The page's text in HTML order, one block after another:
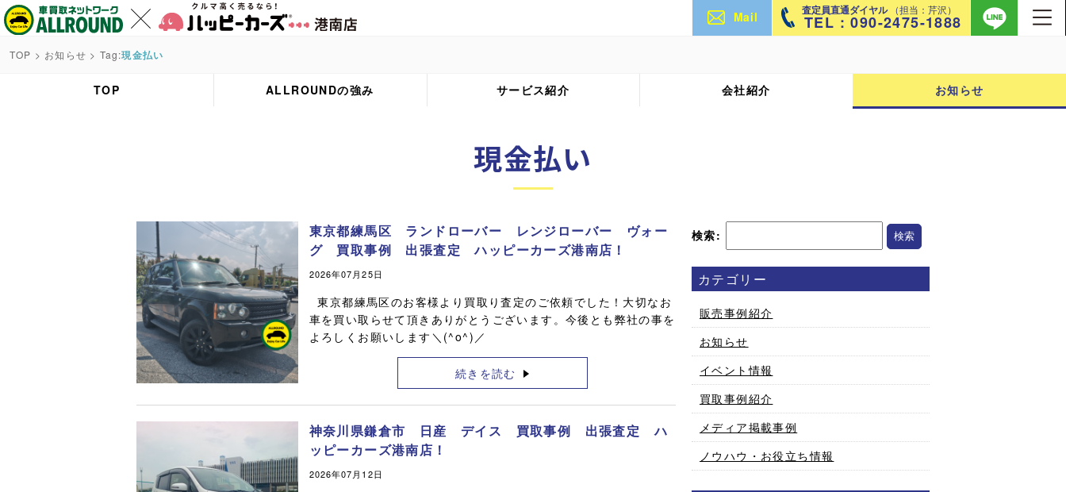
Mail 査定員直通ダイヤル（担当：芹沢）
TEL : 090-2475-1888
TOP > お知らせ > Tag:現金払い
TOP ALLROUNDの強み サービス紹介 会社紹介 お知らせ
現金払い
東京都練馬区 ランドローバー レンジローバー ヴォー
グ 買取事例 出張査定 ハッピーカーズ港南店！
2026年07月25日
東京都練馬区のお客様より買取り査定のご依頼でした！大切なお
車を買い取らせて頂きありがとうございます。今後とも弊社の事を
よろしくお願いします＼(^o^)／
続きを読む
神奈川県鎌倉市 日産 デイス 買取事例 出張査定 ハ
ッピーカーズ港南店！
2026年07月12日
検索:
カテゴリー
販売事例紹介
お知らせ
イベント情報
買取事例紹介
メディア掲載事例
ノウハウ・お役立ち情報